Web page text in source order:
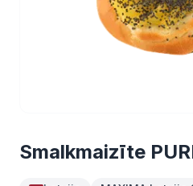
Smalkmaizīte